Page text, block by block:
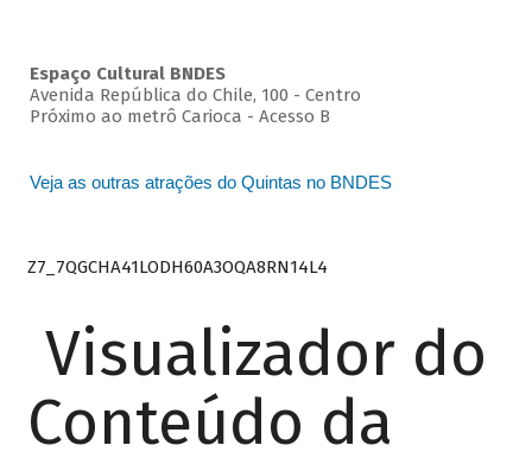
Espaço Cultural BNDES
Avenida República do Chile, 100 - Centro
Próximo ao metrô Carioca - Acesso B
Veja as outras atrações do Quintas no BNDES
Z7_7QGCHA41LODH60A3OQA8RN14L4
Visualizador do
Conteúdo da